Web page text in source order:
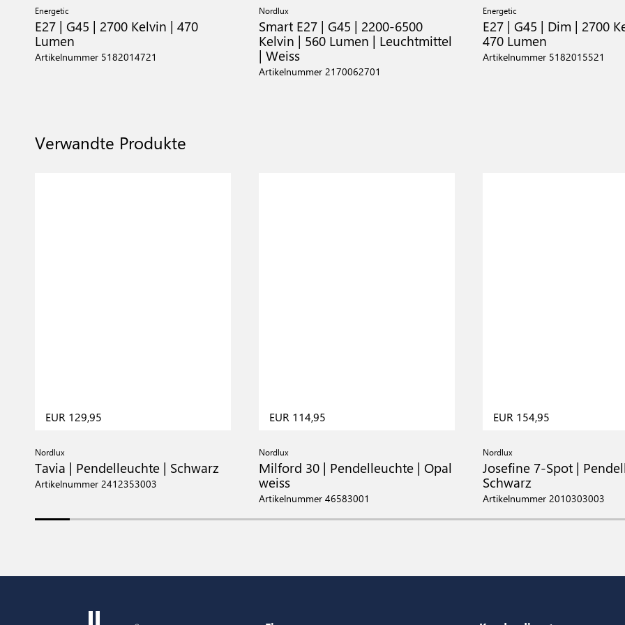
Energetic
E27 | G45 | 2700 Kelvin | 470
Lumen
Artikelnummer 5182014721
Nordlux
Smart E27 | G45 | 2200-6500
Kelvin | 560 Lumen | Leuchtmittel
| Weiss
Artikelnummer 2170062701
Energetic
E27 | G45 | Dim | 2700
470 Lumen
Artikelnummer 5182015521
Verwandte Produkte
EUR 129,95
Nordlux
Tavia | Pendelleuchte | Schwarz
Artikelnummer 2412353003
EUR 114,95
Nordlux
Milford 30 | Pendelleuchte | Opal
weiss
Artikelnummer 46583001
EUR 154,95
Nordlux
Josefine 7-Spot |
Schwarz
Artikelnummer 2010303003